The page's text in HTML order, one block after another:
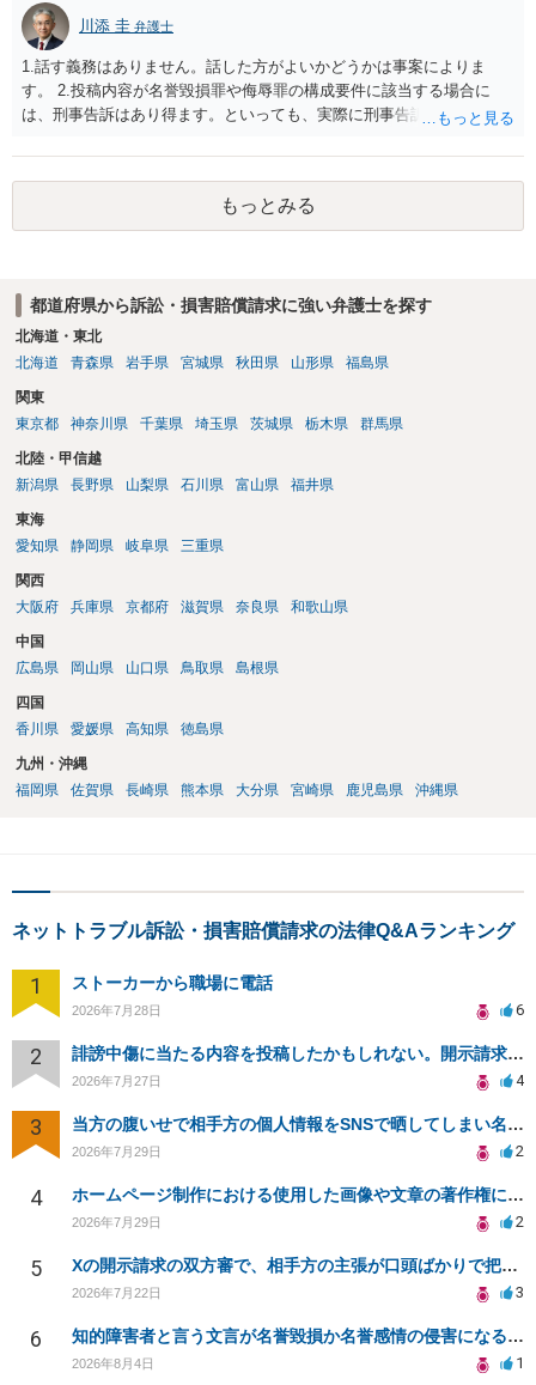
川添 圭 弁護士
1.話す義務はありません。話した方がよいかどうかは事案によりま
す。 2.投稿内容が名誉毀損罪や侮辱罪の構成要件に該当する場合に
は、刑事告訴はあり得ます。といっても、実際に刑事告訴に動くかど
です。Googleは電話番号の開示請求もできることが多いので、少しで
も特定可能になるよう、複数ルートで開示請求が行われることが多い
です。さらにいえば、利用者からの口コミ投稿の場合、開示請求者は
ある程度対象者を特定できている（ただし証拠による裏付けか必要な
もっとみる
都道府県から訴訟・損害賠償請求に強い弁護士を探す
北海道・東北
北海道
青森県 岩手県 宮城県 秋田県 山形県 福島県
関東
東京都
神奈川県 千葉県 埼玉県 茨城県 栃木県 群馬県
北陸・甲信越
新潟県
長野県 山梨県 石川県 富山県 福井県
東海
愛知県
静岡県 岐阜県 三重県
関西
大阪府
兵庫県 京都府 滋賀県 奈良県 和歌山県
中国
広島県
岡山県 山口県 鳥取県 島根県
四国
香川県
愛媛県 高知県 徳島県
九州・沖縄
福岡県
佐賀県 長崎県 熊本県 大分県 宮崎県 鹿児島県 沖縄県
ネットトラブル訴訟・損害賠償請求の法律Q&Aランキング
1 ストーカーから職場に電話
2026年7月28日 6
2 誹謗中傷に当たる内容を投稿したかもしれない。開示請求や民事刑事裁判に発展しうるのか教えて欲しい。
2026年7月27日 4
3 当方の腹いせで相手方の個人情報をSNSで晒してしまい名誉毀損させてしまったかもしれない
2026年7月29日 2
4 ホームページ制作における使用した画像や文章の著作権について
2026年7月29日 2
5 Xの開示請求の双方審で、相手方の主張が口頭ばかりで把握しきれません
2026年7月22日 3
6 知的障害者と言う文言が名誉毀損か名誉感情の侵害になるか教えてほしい。
2026年8月4日 1